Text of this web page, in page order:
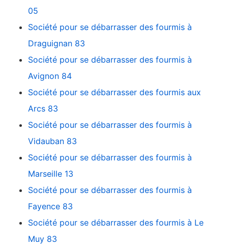
05
Société pour se débarrasser des fourmis à
Draguignan 83
Société pour se débarrasser des fourmis à
Avignon 84
Société pour se débarrasser des fourmis aux
Arcs 83
Société pour se débarrasser des fourmis à
Vidauban 83
Société pour se débarrasser des fourmis à
Marseille 13
Société pour se débarrasser des fourmis à
Fayence 83
Société pour se débarrasser des fourmis à Le
Muy 83